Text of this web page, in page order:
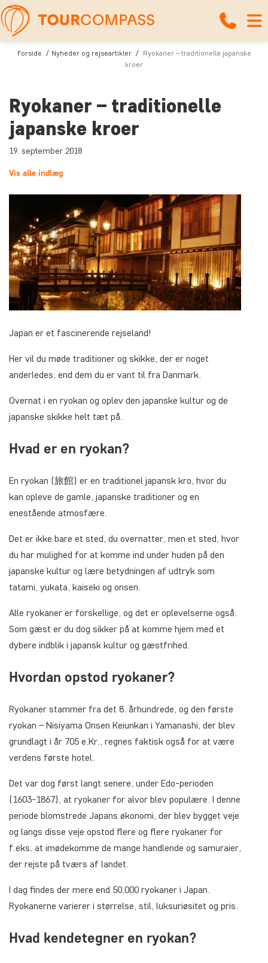
Forside Nyheder og rejseartikler
Ryokaner – traditionelle japanske
kroer
Ryokaner – traditionelle
japanske kroer
19. september 2018
Vis alle indlæg
Japan er et fascinerende rejseland!
Her vil du møde traditioner og skikke, der er noget
anderledes, end dem du er vant til fra Danmark.
Overnat i en ryokan og oplev den japanske kultur og de
japanske skikke helt tæt på.
Hvad er en ryokan?
En ryokan (旅館) er en traditionel japansk kro, hvor du
kan opleve de gamle, japanske traditioner og en
enestående atmosfære.
Det er ikke bare et sted, du overnatter, men et sted, hvor
du har mulighed for at komme ind under huden på den
japanske kultur og lære betydningen af udtryk som
tatami, yukata, kaiseki og onsen.
Alle ryokaner er forskellige, og det er oplevelserne også.
Som gæst er du dog sikker på at komme hjem med et
dybere indblik i japansk kultur og gæstfrihed.
Hvordan opstod ryokaner?
Ryokaner stammer fra det 8. århundrede, og den første
ryokan – Nisiyama Onsen Keiunkan i Yamanashi, der blev
grundlagt i år 705 e.Kr., regnes faktisk også for at være
verdens første hotel.
Det var dog først langt senere, under Edo-perioden
(1603-1867), at ryokaner for alvor blev populære. I denne
periode blomstrede Japans økonomi, der blev bygget veje
og langs disse veje opstod flere og flere ryokaner for
f.eks. at imødekomme de mange handlende og samuraier,
der rejste på tværs af landet.
I dag findes der mere end 50.000 ryokaner i Japan.
Ryokanerne varierer i størrelse, stil, luksuriøsitet og pris.
Hvad kendetegner en ryokan?